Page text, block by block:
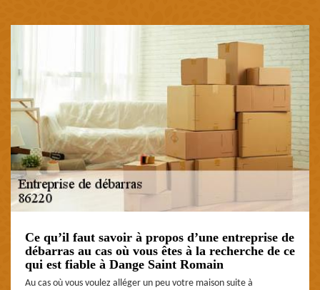
Ce qu’il faut savoir à propos d’une entreprise de
débarras au cas où vous êtes à la recherche de ce
qui est fiable à Dange Saint Romain
Au cas où vous voulez alléger un peu votre maison suite à